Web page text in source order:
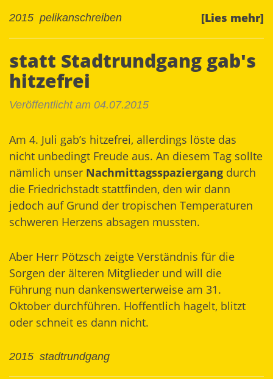
[Lies mehr]
2015 pelikanschreiben
statt Stadtrundgang gab's
hitzefrei
Veröffentlicht am 04.07.2015
Am 4. Juli gab’s hitzefrei, allerdings löste das
nicht unbedingt Freude aus. An diesem Tag sollte
nämlich unser Nachmittagsspaziergang durch
die Friedrichstadt stattfinden, den wir dann
jedoch auf Grund der tropischen Temperaturen
schweren Herzens absagen mussten.
Aber Herr Pötzsch zeigte Verständnis für die
Sorgen der älteren Mitglieder und will die
Führung nun dankenswerterweise am 31.
Oktober durchführen. Hoffentlich hagelt, blitzt
oder schneit es dann nicht.
2015 stadtrundgang